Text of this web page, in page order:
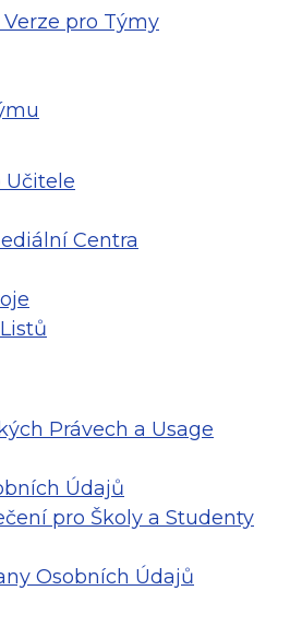
pro Týmy
Učitele
Centra
Právech a Usage
Údajů
pro Školy a Studenty
Osobních Údajů